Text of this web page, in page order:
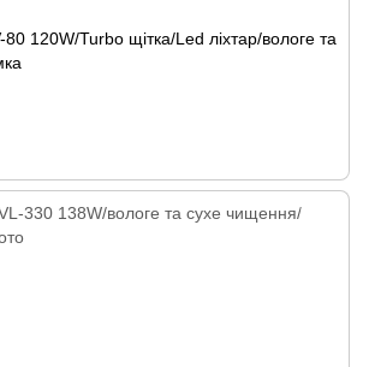
120W/Turbo щітка/Led ліхтар/вологе та